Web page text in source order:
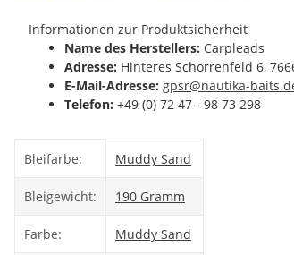
Informationen zur Produktsicherheit
Name des Herstellers: Carpleads
Adresse: Hinteres Schorrenfeld 6,
E-Mail-Adresse: gpsr@nautika-
Telefon: +49 (0) 72 47 - 98 73 298
Bleifarbe: Muddy Sand
Bleigewicht: 190 Gramm
Farbe: Muddy Sand